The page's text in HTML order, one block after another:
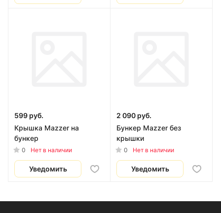
599 руб.
Крышка Mazzer на
бункер
0 Нет в наличии
Уведомить
2 090 руб.
Бункер Mazzer без
крышки
0 Нет в наличии
Уведомить